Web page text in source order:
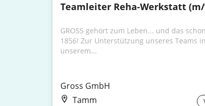
Teamleiter Reha-Werkstatt
GROSS gehört zum Leben... und das
1856! Zur Unterstützung unseres Teams in
unserem...
Gross GmbH
Tamm